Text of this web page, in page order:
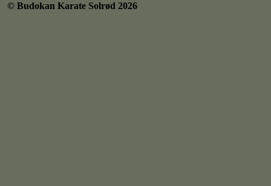
© Budokan Karate Solrød 2026